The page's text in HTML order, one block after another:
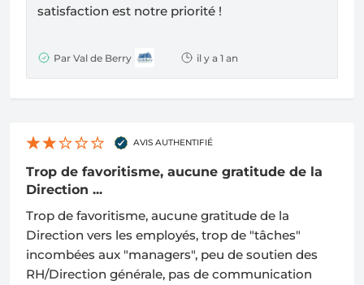
satisfaction est notre priorité !
Par Val de Berry il y a 1 an
AVIS AUTHENTIFIÉ
Trop de favoritisme, aucune gratitude de la
Direction ...
Trop de favoritisme, aucune gratitude de la
Direction vers les employés, trop de "tâches"
incombées aux "managers", peu de soutien des
RH/Direction générale, pas de communication